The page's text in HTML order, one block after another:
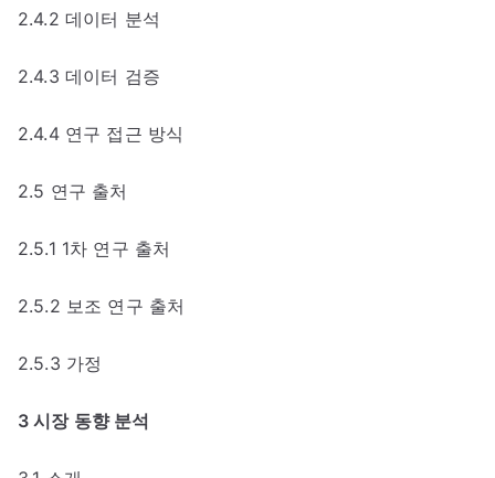
2.4.2 데이터 분석
2.4.3 데이터 검증
2.4.4 연구 접근 방식
2.5 연구 출처
2.5.1 1차 연구 출처
2.5.2 보조 연구 출처
2.5.3 가정
3 시장 동향 분석